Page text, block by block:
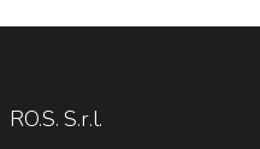
RO.S. S.r.l.